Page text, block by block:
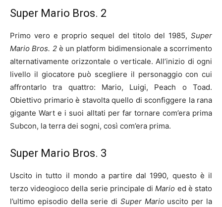
Super Mario Bros. 2
Primo vero e proprio sequel del titolo del 1985, Super
Mario Bros. 2è un platform bidimensionale a scorrimento
alternativamente orizzontale o verticale. All’inizio di ogni
livello il giocatore può scegliere il personaggio con cui
affrontarlo tra quattro: Mario, Luigi, Peach o Toad.
Obiettivo primario è stavolta quello di sconfiggere la rana
gigante Wart e i suoi alltati per far tornare com’era prima
Subcon, la terra dei sogni, così com’era prima.
Super Mario Bros. 3
Uscito in tutto il mondo a partire dal 1990, questo è il
terzo videogioco della serie principale diMario ed è stato
l’ultimo episodio della serie di Super Mariouscito per la